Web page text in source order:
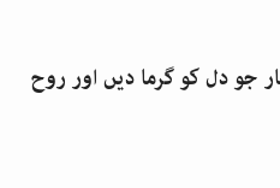
جو دل کو گرما دیں اور روح